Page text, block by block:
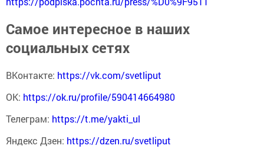
Самое интересное в наших
социальных сетях
ВКонтакте: https://vk.com/svetliput
ОК: https://ok.ru/profile/590414664980
Телеграм: https://t.me/yakti_ul
Яндекс Дзен: https://dzen.ru/svetliput